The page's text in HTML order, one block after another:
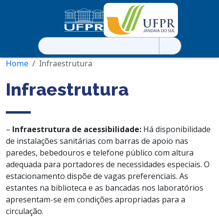
Pesquisar
por:
Home
Infraestrutura
Infraestrutura
– Infraestrutura de acessibilidade: Há disponibilidade
de instalações sanitárias com barras de apoio nas
paredes, bebedouros e telefone público com altura
adequada para portadores de necessidades especiais. O
estacionamento dispõe de vagas preferenciais. As
estantes na biblioteca e as bancadas nos laboratórios
apresentam-se em condições apropriadas para a
circulação.